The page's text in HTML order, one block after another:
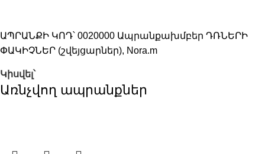
ԱՊՐԱՆՔԻ ԿՈԴ՝ 0020000 Ապրանքախմբեր ԴՌՆԵՐԻ
ՓԱԿԻՉՆԵՐ (շվեյցարներ), Nora.m
Կիսվել՝
Առնչվող ապրանքներ